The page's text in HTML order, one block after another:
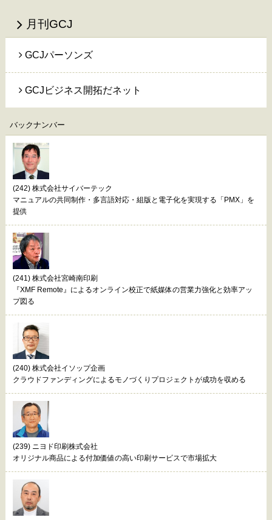
月刊GCJ
GCJパーソンズ
GCJビジネス開拓だネット
バックナンバー
(242) 株式会社サイバーテック
マニュアルの共同制作・多言語対応・組版と電子化を実現する「PMX」を
提供
(241) 株式会社宮崎南印刷
『XMF Remote』によるオンライン校正で紙媒体の営業力強化と効率アッ
プ図る
(240) 株式会社イソップ企画
クラウドファンディングによるモノづくりプロジェクトが成功を収める
(239) ニヨド印刷株式会社
オリジナル商品による付加価値の高い印刷サービスで市場拡大